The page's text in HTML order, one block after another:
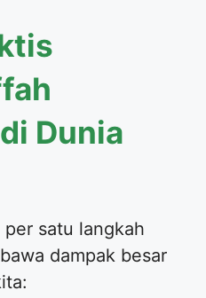
Dunia
satu langkah
dampak besar